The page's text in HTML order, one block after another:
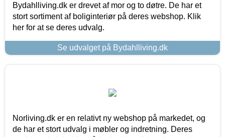
Bydahlliving.dk er drevet af mor og to døtre. De har et
stort sortiment af boliginteriør på deres webshop. Klik
her for at se deres udvalg.
Se udvalget på Bydahlliving.dk
Norliving.dk er en relativt ny webshop på markedet, og
de har et stort udvalg i møbler og indretning. Deres